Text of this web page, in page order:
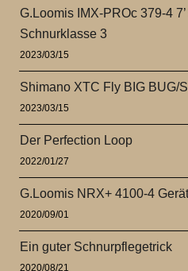
G.Loomis IMX-PROc 379-4 7’
Schnurklasse 3
2023/03/15
Shimano XTC Fly BIG BUG/
2023/03/15
Der Perfection Loop
2022/01/27
G.Loomis NRX+ 4100-4
2020/09/01
Ein guter Schnurpflegetrick
2020/08/21